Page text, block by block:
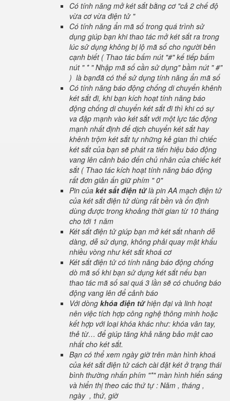
Có tính năng mở két sắt bằng cơ "cả 2 chế độ
vừa cơ vừa điện tử "
Có tính năng ẩn mã số trong quá trình sử
dụng giúp bạn khi thao tác mở két sắt ra trong
lúc sử dụng không bị lộ mã số cho người bên
cạnh biết ( Thao tác bấm nút "#" kế tiếp bấm
nút " * " Nhập mã số cần sử dụng" bầm nút " #"
) là bạnđã có thể sử dụng tính năng ẩn mã số
Có tính năng báo động chống di chuyển khênh
két sắt đi, khi bạn kích hoạt tính năng báo
động chống di chuyển két sắt đi thì khi có sự
va đập mạnh vào két sắt với một lực tác động
mạnh nhất định để dịch chuyển két sắt hay
khênh trộm két sắt tự những kẻ gian thì chiếc
két sắt của bạn sẽ phát ra tiến hiệu báo động
vang lên cảnh báo đến chủ nhân của chiếc két
sắt ( Thao tác kích hoạt tính năng báo động
rất đơn giản ấn giữ phím " 0"
Pin của két sắt điện tửlà pin AA mạch điện tử
của két sắt điện tử dùng rất bền và ổn định
dùng được trong khoảng thời gian từ 10 tháng
cho tới 1 năm
Két sắt điện tử giúp bạn mở két sắt nhanh dễ
dàng, dễ sử dụng, không phải quay mật khẩu
nhiều vòng như két sắt khoá cơ
Két sắt điện tử có tính năng báo động chống
dò mã số khi bạn sử dụng két sắt nếu bạn
thao tác mã số sai quá 3 lần sẽ có chuông báo
động vang lên để cảnh báo
Với dòng khóa điện tửhiện đại và linh hoạt
nên việc tích hợp công nghệ thông minh hoặc
kết hợp với loại khóa khác như: khóa vân tay,
thẻ từ… để giúp tăng khả năng bảo mật cao
nhất cho két sắt.
Bạn có thể xem ngày giờ trên màn hình khoá
của két sắt điện tử cách cài đặt két ở trạng thái
bình thường nhấn phím "*" màn hình hiển sáng
và hiển thị theo các thứ tự : Năm , tháng ,
ngày , thứ, giờ